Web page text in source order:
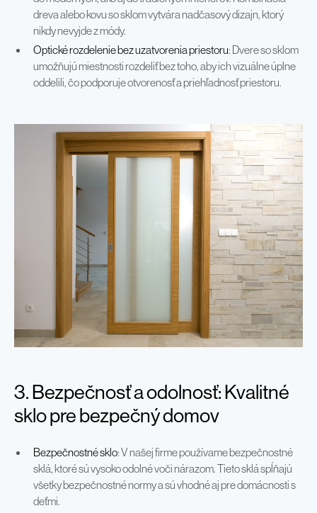
dreva alebo kovu so sklom vytvára nadčasový dizajn, ktorý
nikdy nevyjde z módy.
Optické rozdelenie bez uzatvorenia priestoru: Dvere so sklom
umožňujú miestnosti rozdeliť bez toho, aby ich vizuálne úplne
oddelili, čo podporuje otvorenosť a priehľadnosť priestoru.
3. Bezpečnosť a odolnosť: Kvalitné
sklo pre bezpečný domov
Bezpečnostné sklo: V našej firme používame bezpečnostné
sklá, ktoré sú vysoko odolné voči nárazom. Tieto sklá spĺňajú
všetky bezpečnostné normy a sú vhodné aj pre domácnosti s
deťmi.